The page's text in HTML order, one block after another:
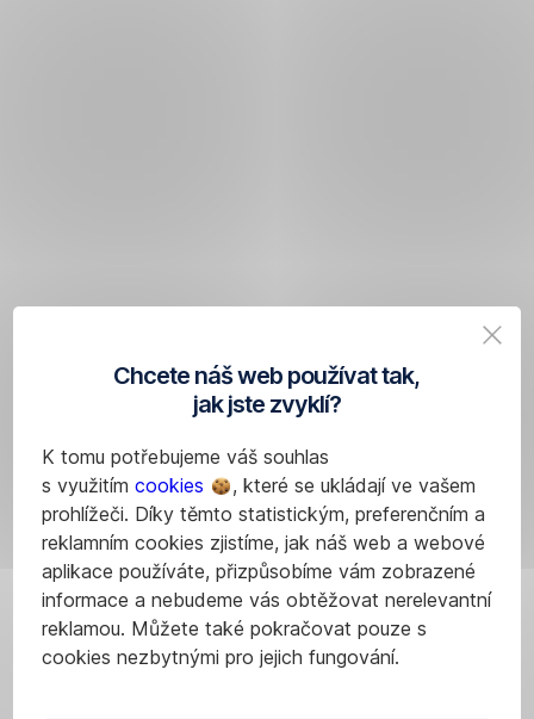
Chcete náš web používat tak,
jak jste zvyklí?
K tomu potřebujeme váš souhlas
s využitím cookies
, které se ukládají ve vašem
prohlížeči. Díky těmto statistickým, preferenčním a
reklamním cookies zjistíme, jak náš web a webové
aplikace používáte, přizpůsobíme vám zobrazené
informace a nebudeme vás obtěžovat nerelevantní
reklamou. Můžete také pokračovat pouze s
cookies nezbytnými pro jejich fungování.